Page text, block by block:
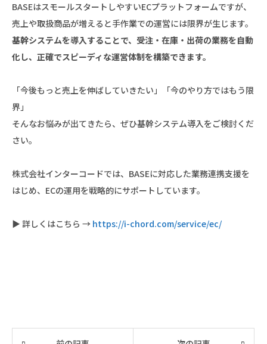
BASEはスモールスタートしやすいECプラットフォームですが、
売上や取扱商品が増えると手作業での運営には限界が生じます。
基幹システムを導入することで、受注・在庫・出荷の業務を自動
化し、正確でスピーディな運営体制を構築できます。
「今後もっと売上を伸ばしていきたい」「今のやり方ではもう限
界」
そんなお悩みが出てきたら、ぜひ基幹システム導入をご検討くだ
さい。
株式会社インターコードでは、BASEに対応した業務連携支援を
はじめ、ECの運用を戦略的にサポートしています。
▶ 詳しくはこちら → https://i-chord.com/service/ec/